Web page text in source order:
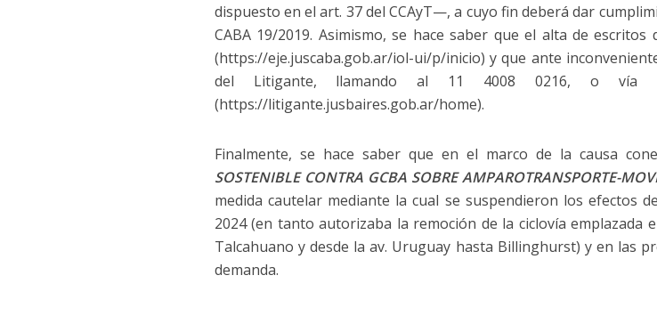
dispuesto en el art. 37 del CCAyT—, a cuyo fin deberá dar
CABA 19/2019. Asimismo, se hace saber que el alta de
(https://eje.juscaba.gob.ar/iol-ui/p/inicio) y que ante
del Litigante, llamando al 11 4008 0216, o vía
(https://litigante.jusbaires.gob.ar/home).
Finalmente, se hace saber que en el marco de la causa
SOSTENIBLE CONTRA GCBA SOBRE AMPAROTRANSPORTE-
medida cautelar mediante la cual se suspendieron los efectos
2024 (en tanto autorizaba la remoción de la ciclovía emplazada
Talcahuano y desde la av. Uruguay hasta Billinghurst) y en las
demanda.